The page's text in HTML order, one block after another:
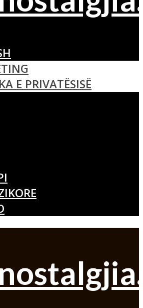
E PRIVATËSISË